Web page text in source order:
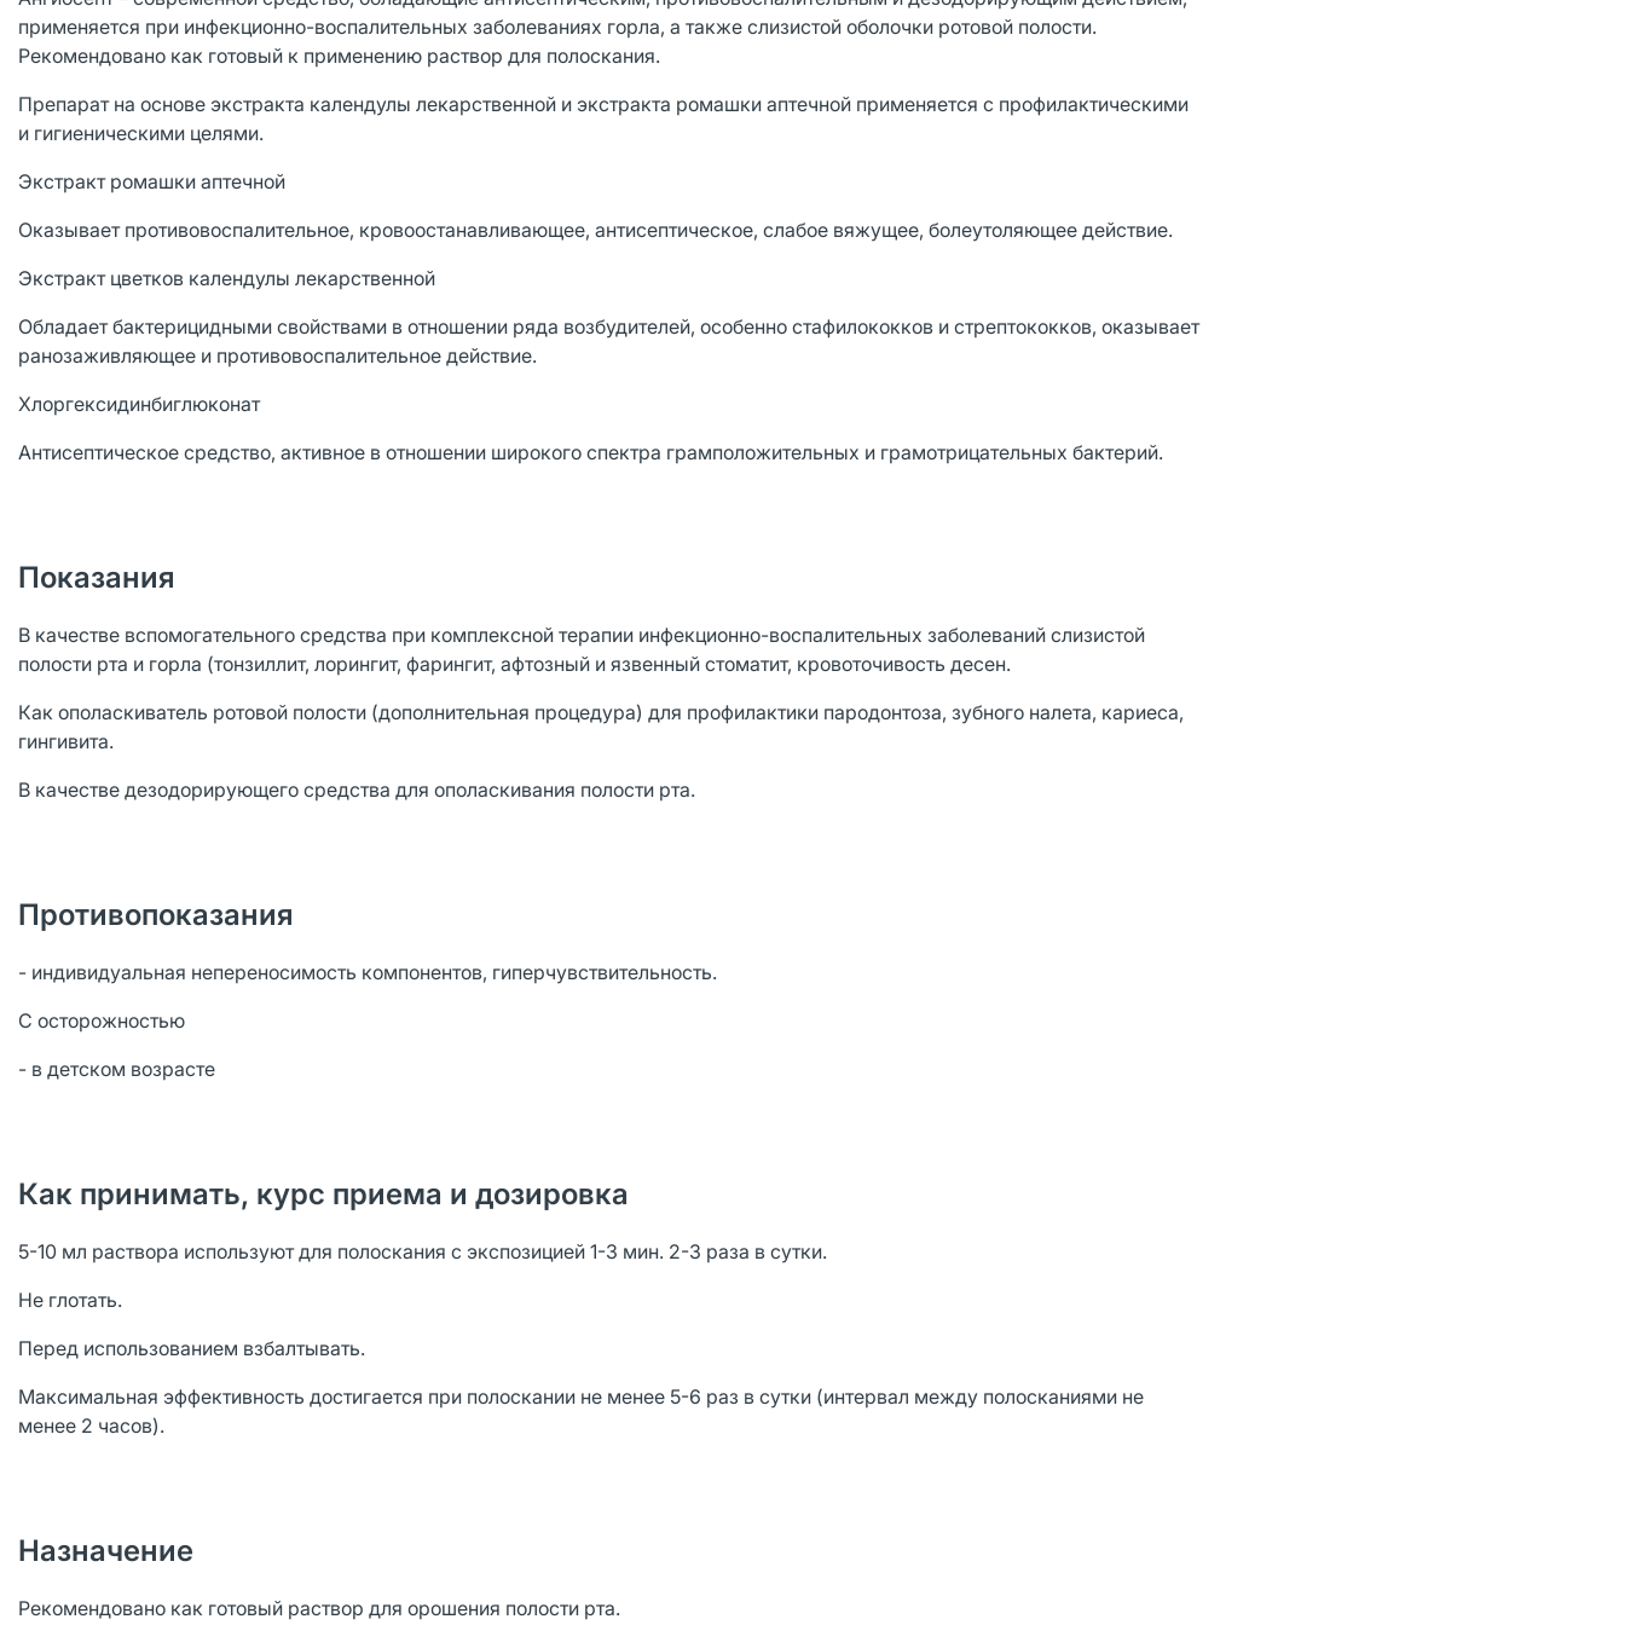
применяется при инфекционно-воспалительных заболеваниях горла, а также слизистой оболочки ротовой полости.
Рекомендовано как готовый к применению раствор для полоскания.
Препарат на основе экстракта календулы лекарственной и экстракта ромашки аптечной применяется с профилактическими
и гигиеническими целями.
Экстракт ромашки аптечной
Оказывает противовоспалительное, кровоостанавливающее, антисептическое, слабое вяжущее, болеутоляющее действие.
Экстракт цветков календулы лекарственной
Обладает бактерицидными свойствами в отношении ряда возбудителей, особенно стафилококков и стрептококков, оказывает
ранозаживляющее и противовоспалительное действие.
Хлоргексидинбиглюконат
Антисептическое средство, активное в отношении широкого спектра грамположительных и грамотрицательных бактерий.
Показания
В качестве вспомогательного средства при комплексной терапии инфекционно-воспалительных заболеваний слизистой
полости рта и горла (тонзиллит, лорингит, фарингит, афтозный и язвенный стоматит, кровоточивость десен.
Как ополаскиватель ротовой полости (дополнительная процедура) для профилактики пародонтоза, зубного налета, кариеса,
гингивита.
В качестве дезодорирующего средства для ополаскивания полости рта.
Противопоказания
- индивидуальная непереносимость компонентов, гиперчувствительность.
С осторожностью
- в детском возрасте
Как принимать, курс приема и дозировка
5-10 мл раствора используют для полоскания с экспозицией 1-3 мин. 2-3 раза в сутки.
Не глотать.
Перед использованием взбалтывать.
Максимальная эффективность достигается при полоскании не менее 5-6 раз в сутки (интервал между полосканиями не
менее 2 часов).
Назначение
Рекомендовано как готовый раствор для орошения полости рта.